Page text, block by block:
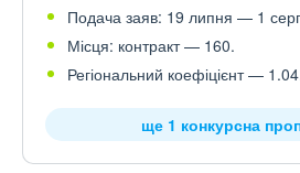
Подача заяв: 19 липня — 1
Місця: контракт — 160.
Регіональний коефіцієнт —
ще 1 конкурсна